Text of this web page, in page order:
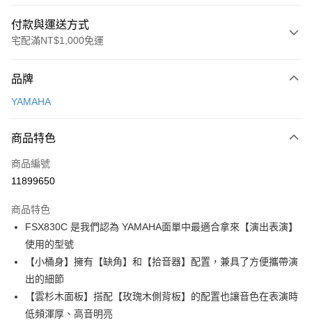
付款與運送方式
宅配滿NT$1,000免運
信用卡一次付款
3 期 0 利率 每期
合作金庫商業銀行
上海商業儲蓄銀行
臺灣中小企業銀行
匯豐（台灣）商業銀行
華泰商業銀行
聯邦商業銀行
元大商業銀行
永豐商業銀行
玉山商業銀行
台灣樂天信用卡公司
合作金庫商業銀行
上海商業儲蓄銀行
國泰世華商業銀行
兆豐國際商業銀行
匯豐（台灣）商業銀行
聯邦商業銀行
遠東國際商業銀行
元大商業銀行
玉山商業銀行
星展（台灣）商業銀行
台新國際商業銀行
LINE Pay
Apple Pay
街口支付
悠遊付
全盈+PAY
大哥付你分期
品牌
YAMAHA
商品特色
商品編號
11899650
商品特色
FSX830C 是我們認為 YAMAHA面單中最適合拿來【演出表演】
使用的型號
【小桶身】擁有【缺角】和【拾音器】配置，兼具了方便攜帶演
出的細節
【雲杉木面板】搭配【玫瑰木側背板】的配置也讓音色在表演時
低頻渾厚、高音明亮